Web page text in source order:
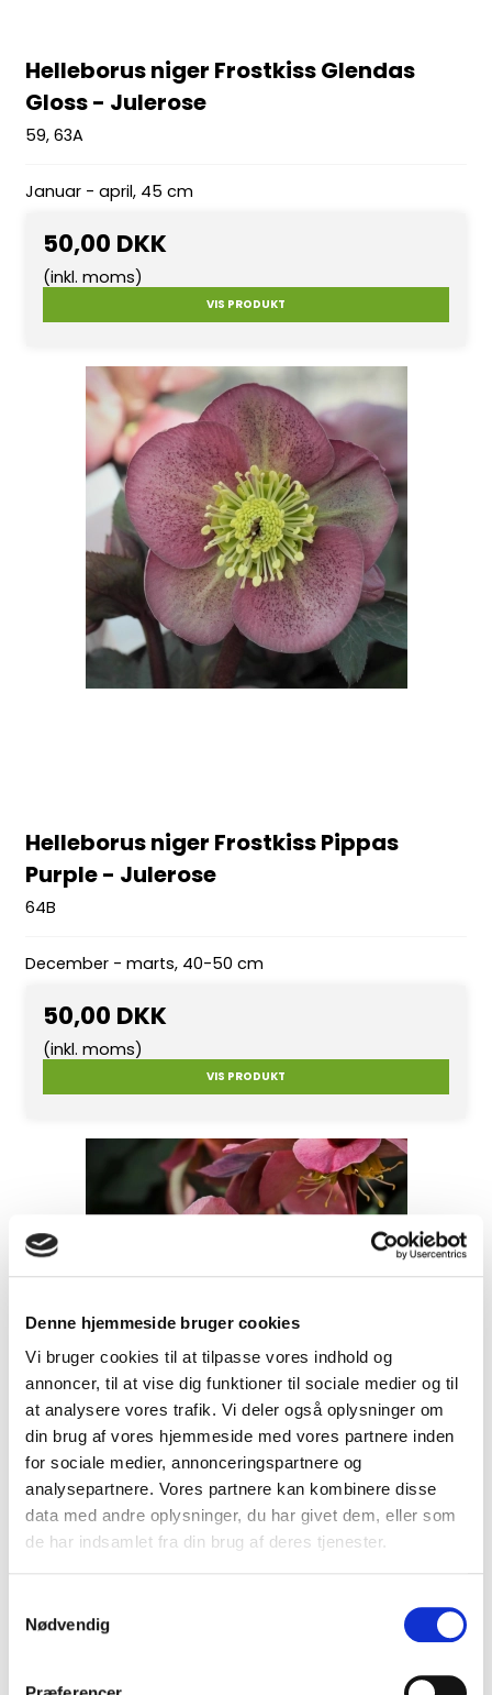
Denne hjemmeside bruger cookies
Vi bruger cookies til at tilpasse vores indhold og
annoncer, til at vise dig funktioner til sociale medier og til
at analysere vores trafik. Vi deler også oplysninger om
din brug af vores hjemmeside med vores partnere inden
for sociale medier, annonceringspartnere og
analysepartnere. Vores partnere kan kombinere disse
data med andre oplysninger, du har givet dem, eller som
de har indsamlet fra din brug af deres tjenester.
Nødvendig
Helleborus niger Frostkiss Glendas
Gloss - Julerose
59, 63A
Januar - april, 45 cm
50,00 DKK
(inkl. moms)
VIS PRODUKT
Helleborus niger Frostkiss Pippas
Purple - Julerose
64B
December - marts, 40-50 cm
50,00 DKK
(inkl. moms)
VIS PRODUKT
Helleborus x ericsmithii Pirouette -